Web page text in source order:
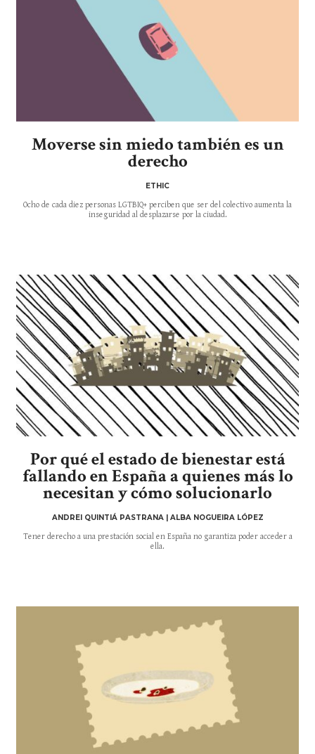
Moverse sin miedo también es un
derecho
ETHIC
Ocho de cada diez personas LGTBIQ+ perciben que ser del colectivo aumenta la
inseguridad al desplazarse por la ciudad.
Por qué el estado de bienestar está
fallando en España a quienes más lo
necesitan y cómo solucionarlo
ANDREI QUINTIÁ PASTRANA | ALBA NOGUEIRA LÓPEZ
Tener derecho a una prestación social en España no garantiza poder acceder a
ella.